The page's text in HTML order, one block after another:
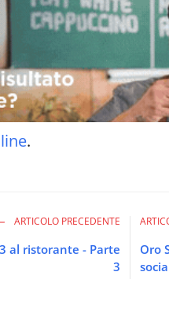
.
ARTICOLO PRECEDENTE
al ristorante - Parte
3
Oro